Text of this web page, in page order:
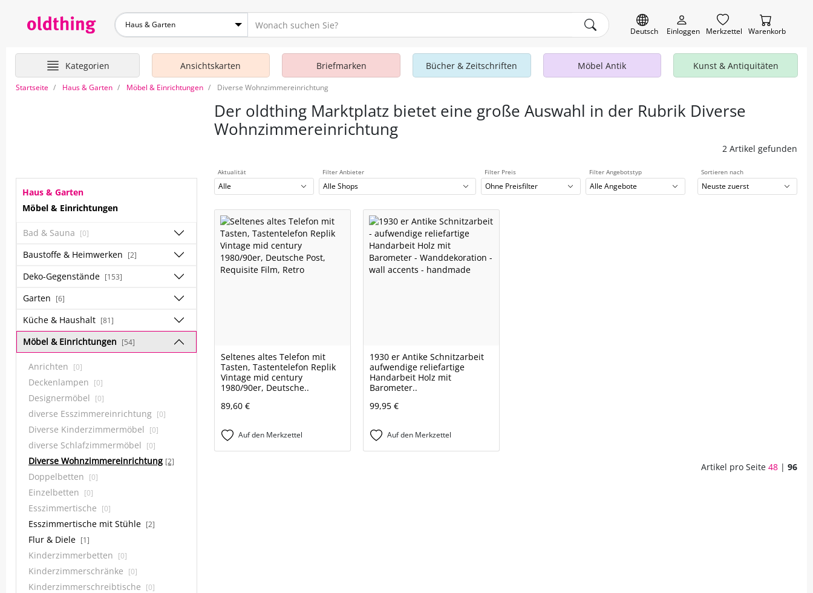
Haus & Garten
Deutsch Einloggen Merkzettel Warenkorb
Kategorien Ansichtskarten Briefmarken Bücher & Zeitschriften Möbel Antik Kunst & Antiquitäten
Startseite Haus & Garten Möbel & Einrichtungen Diverse Wohnzimmereinrichtung
Der oldthing Marktplatz bietet eine große Auswahl in der Rubrik Diverse
Wohnzimmereinrichtung
2 Artikel gefunden
Haus & Garten
Möbel & Einrichtungen
Bad & Sauna [0]
Baustoffe & Heimwerken [2]
Deko-Gegenstände [153]
Garten [6]
Küche & Haushalt [81]
Möbel & Einrichtungen [54]
Anrichten [0]
Deckenlampen [0]
Designermöbel [0]
diverse Esszimmereinrichtung [0]
Diverse Kinderzimmermöbel [0]
diverse Schlafzimmermöbel [0]
Diverse Wohnzimmereinrichtung [2]
Doppelbetten [0]
Einzelbetten [0]
Esszimmertische [0]
Esszimmertische mit Stühle [2]
Flur & Diele [1]
Kinderzimmerbetten [0]
Kinderzimmerschränke [0]
Kinderzimmerschreibtische [0]
Aktualität
Alle
Filter Anbieter
Alle Shops
Filter Preis
Ohne Preisfilter
Filter Angebotstyp
Alle Angebote
Sortieren nach
Neuste zuerst
Seltenes altes Telefon mit
Tasten, Tastentelefon Replik
Vintage mid century
1980/90er, Deutsche..
89,60 €
Auf den Merkzettel
1930 er Antike Schnitzarbeit
aufwendige reliefartige
Handarbeit Holz mit
Barometer..
99,95 €
Auf den Merkzettel
Artikel pro Seite 48 | 96